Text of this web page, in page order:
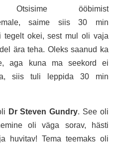
Otsisime ööbimist
saime siis 30 min
tegelt okei, sest mul oli vaja
ära teha. Oleks saanud ka
aga kuna ma seekord ei
siis tuli leppida 30 min
Dr Steven Gundry. See oli
oli väga sorav, hästi
huvitav! Tema teemaks oli